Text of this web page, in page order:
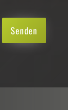
Senden